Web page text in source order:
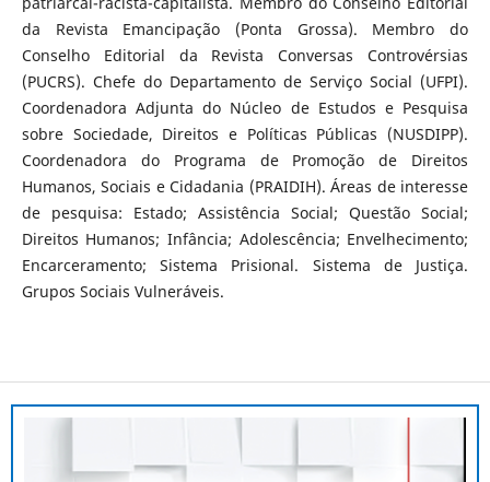
da Revista Emancipação (Ponta Grossa). Membro do
Conselho Editorial da Revista Conversas Controvérsias
(PUCRS). Chefe do Departamento de Serviço Social (UFPI).
Coordenadora Adjunta do Núcleo de Estudos e Pesquisa
sobre Sociedade, Direitos e Políticas Públicas (NUSDIPP).
Coordenadora do Programa de Promoção de Direitos
Humanos, Sociais e Cidadania (PRAIDIH). Áreas de interesse
de pesquisa: Estado; Assistência Social; Questão Social;
Direitos Humanos; Infância; Adolescência; Envelhecimento;
Encarceramento; Sistema Prisional. Sistema de Justiça.
Grupos Sociais Vulneráveis.